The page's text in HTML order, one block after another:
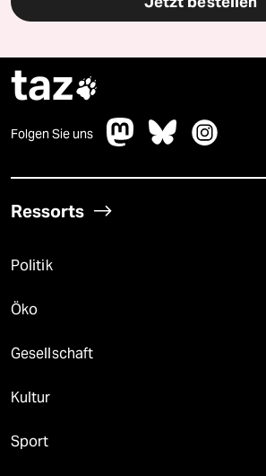
taz
Folgen Sie uns
Ressorts
Politik
Öko
Gesellschaft
Kultur
Sport